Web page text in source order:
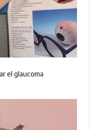
el glaucoma